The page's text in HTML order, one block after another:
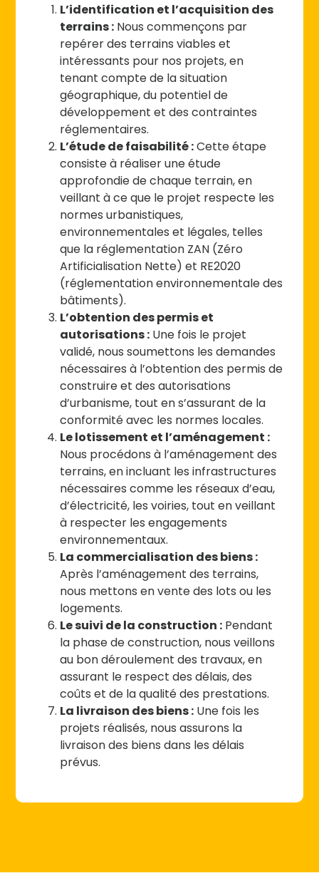
L’identification et l’acquisition des
terrains : Nous commençons par
repérer des terrains viables et
intéressants pour nos projets, en
tenant compte de la situation
géographique, du potentiel de
développement et des contraintes
réglementaires.
L’étude de faisabilité :Cette étape
consiste à réaliser une étude
approfondie de chaque terrain, en
veillant à ce que le projet respecte les
normes urbanistiques,
environnementales et légales, telles
que la réglementation ZAN (Zéro
Artificialisation Nette) et RE2020
(réglementation environnementale des
bâtiments).
L’obtention des permis et
autorisations : Une fois le projet
validé, nous soumettons les demandes
nécessaires à l’obtention des permis de
construire et des autorisations
d’urbanisme, tout en s’assurant de la
conformité avec les normes locales.
Le lotissement et l’aménagement :
Nous procédons à l’aménagement des
terrains, en incluant les infrastructures
nécessaires comme les réseaux d’eau,
d’électricité, les voiries, tout en veillant
à respecter les engagements
environnementaux.
La commercialisation des biens :
Après l’aménagement des terrains,
nous mettons en vente des lots ou les
logements.
Le suivi de la construction : Pendant
la phase de construction, nous veillons
au bon déroulement des travaux, en
assurant le respect des délais, des
coûts et de la qualité des prestations.
La livraison des biens : Une fois les
projets réalisés, nous assurons la
livraison des biens dans les délais
prévus.